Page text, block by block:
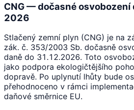
CNG — dočasné osvobození
2026
Stlačený zemní plyn (CNG) je na
zák. č. 353/2003 Sb. dočasně
daně do 31.12.2026. Toto
jako podpora ekologičtějšího
dopravě. Po uplynutí lhůty bude
přehodnoceno v rámci
daňové směrnice EU.